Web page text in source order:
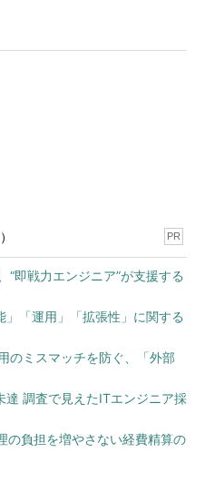
PR
“即戦力エンジニア”が支援する
「運用」「拡張性」に関する
のミスマッチを防ぐ、「外部
達 調査で見えたITエンジニア採
の負担を増やさない経費精算の